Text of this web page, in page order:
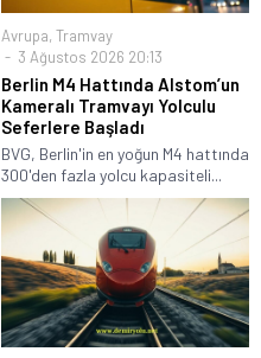
Avrupa, Tramvay
3 Ağustos 2026 20:13
Berlin M4 Hattında Alstom’un
Kameralı Tramvayı Yolculu
Seferlere Başladı
BVG, Berlin'in en yoğun M4 hattında
300'den fazla yolcu kapasiteli...